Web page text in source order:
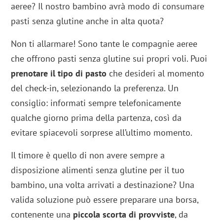
aeree? Il nostro bambino avrà modo di consumare
pasti senza glutine anche in alta quota?
Non ti allarmare! Sono tante le compagnie aeree
che offrono pasti senza glutine sui propri voli. Puoi
prenotare il tipo di pasto che desideri al momento
del check-in, selezionando la preferenza. Un
consiglio: informati sempre telefonicamente
qualche giorno prima della partenza, così da
evitare spiacevoli sorprese all’ultimo momento.
Il timore è quello di non avere sempre a
disposizione alimenti senza glutine per il tuo
bambino, una volta arrivati a destinazione? Una
valida soluzione può essere preparare una borsa,
contenente una piccola scorta di provviste, da